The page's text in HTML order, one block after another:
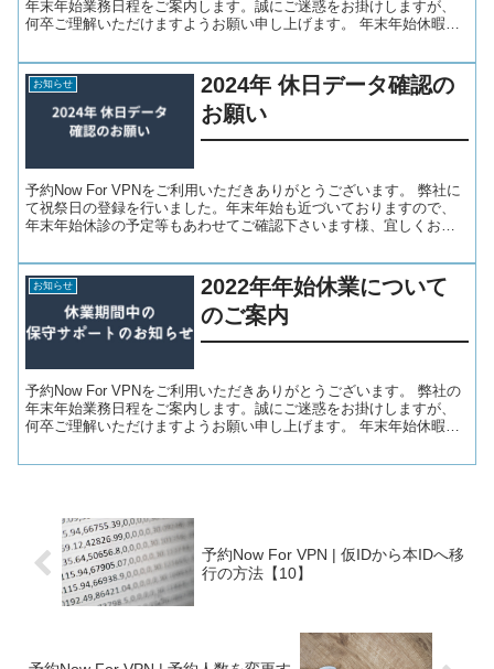
年末年始業務日程をご案内します。誠にご迷惑をお掛けしますが、
何卒ご理解いただけますようお願い申し上げます。 年末年始休暇
お知らせ
2024年 休日データ確認の
お願い
予約Now For VPNをご利用いただきありがとうございます。 弊社に
て祝祭日の登録を行いました。年末年始も近づいておりますので、
年末年始休診の予定等もあわせてご確認下さいます様、宜しくお願
お知らせ
2022年年始休業について
のご案内
予約Now For VPNをご利用いただきありがとうございます。 弊社の
年末年始業務日程をご案内します。誠にご迷惑をお掛けしますが、
何卒ご理解いただけますようお願い申し上げます。 年末年始休暇
予約Now For VPN | 仮IDから本IDへ移
行の方法【10】